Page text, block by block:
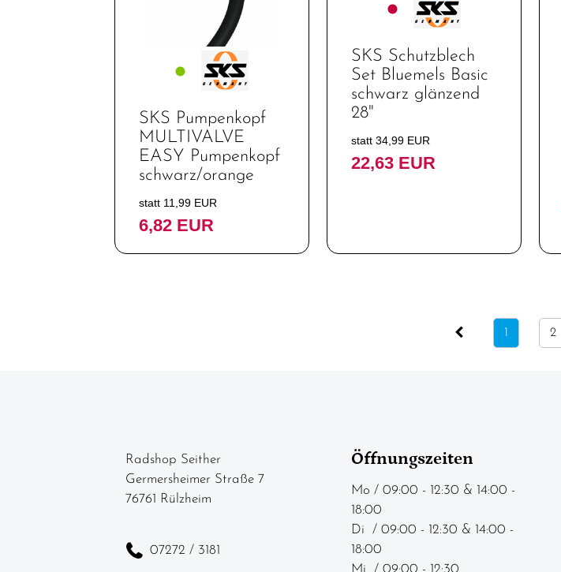
SKS Pumpenkopf
MULTIVALVE
EASY Pumpenkopf
schwarz/orange
statt 11,99 EUR
6,82 EUR
SKS Schutzblech
Set Bluemels Basic
schwarz glänzend
28"
statt 34,99 EUR
22,63 EUR
1 2
Radshop Seither
Germersheimer Straße 7
76761 Rülzheim
07272 / 3181
Öffnungszeiten
Mo / 09:00 - 12:30 & 14:00 -
18:00
Di / 09:00 - 12:30 & 14:00 -
18:00